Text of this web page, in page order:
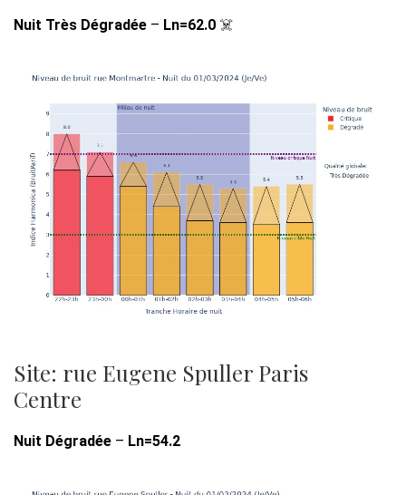
Nuit Très Dégradée – Ln=62.0 ☠️
Site: rue Eugene Spuller Paris
Centre
Nuit Dégradée – Ln=54.2